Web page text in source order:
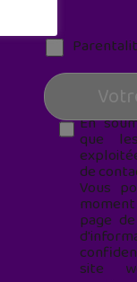
En
que
de
Vous
page
site